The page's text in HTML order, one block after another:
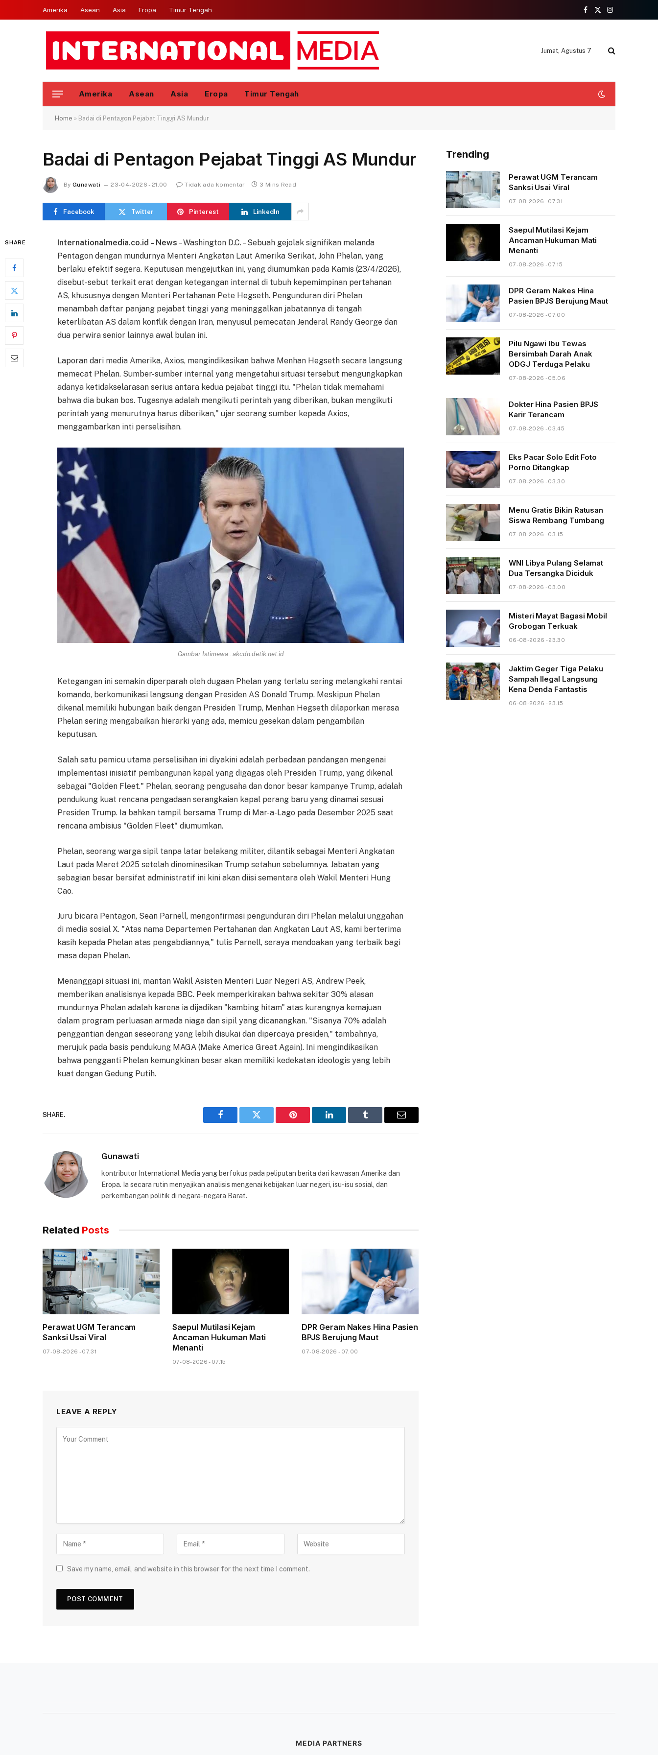
Amerika Asean Asia Eropa Timur Tengah
Facebook
X
Instagram
Jumat, Agustus 7
Amerika Asean Asia Eropa Timur Tengah
Home » Badai di Pentagon Pejabat Tinggi AS Mundur
Badai di Pentagon Pejabat Tinggi AS Mundur
By Gunawati 23-04-2026 - 21.00 Tidak ada komentar 3 Mins Read
Facebook Twitter Pinterest LinkedIn
SHARE Internationalmedia.co.id – News – Washington D.C. – Sebuah gejolak signifikan melanda
Pentagon dengan mundurnya Menteri Angkatan Laut Amerika Serikat, John Phelan, yang
berlaku efektif segera. Keputusan mengejutkan ini, yang diumumkan pada Kamis (23/4/2026),
disebut-sebut terkait erat dengan ketegangan internal di tubuh kepemimpinan pertahanan
AS, khususnya dengan Menteri Pertahanan Pete Hegseth. Pengunduran diri Phelan
menambah daftar panjang pejabat tinggi yang meninggalkan jabatannya di tengah
keterlibatan AS dalam konflik dengan Iran, menyusul pemecatan Jenderal Randy George dan
dua perwira senior lainnya awal bulan ini.
Laporan dari media Amerika, Axios, mengindikasikan bahwa Menhan Hegseth secara langsung
memecat Phelan. Sumber-sumber internal yang mengetahui situasi tersebut mengungkapkan
adanya ketidakselarasan serius antara kedua pejabat tinggi itu. "Phelan tidak memahami
bahwa dia bukan bos. Tugasnya adalah mengikuti perintah yang diberikan, bukan mengikuti
perintah yang menurutnya harus diberikan," ujar seorang sumber kepada Axios,
menggambarkan inti perselisihan.
Gambar Istimewa : akcdn.detik.net.id
Ketegangan ini semakin diperparah oleh dugaan Phelan yang terlalu sering melangkahi rantai
komando, berkomunikasi langsung dengan Presiden AS Donald Trump. Meskipun Phelan
dikenal memiliki hubungan baik dengan Presiden Trump, Menhan Hegseth dilaporkan merasa
Phelan sering mengabaikan hierarki yang ada, memicu gesekan dalam pengambilan
keputusan.
Salah satu pemicu utama perselisihan ini diyakini adalah perbedaan pandangan mengenai
implementasi inisiatif pembangunan kapal yang digagas oleh Presiden Trump, yang dikenal
sebagai "Golden Fleet." Phelan, seorang pengusaha dan donor besar kampanye Trump, adalah
pendukung kuat rencana pengadaan serangkaian kapal perang baru yang dinamai sesuai
Presiden Trump. Ia bahkan tampil bersama Trump di Mar-a-Lago pada Desember 2025 saat
rencana ambisius "Golden Fleet" diumumkan.
Phelan, seorang warga sipil tanpa latar belakang militer, dilantik sebagai Menteri Angkatan
Laut pada Maret 2025 setelah dinominasikan Trump setahun sebelumnya. Jabatan yang
sebagian besar bersifat administratif ini kini akan diisi sementara oleh Wakil Menteri Hung
Cao.
Juru bicara Pentagon, Sean Parnell, mengonfirmasi pengunduran diri Phelan melalui unggahan
di media sosial X. "Atas nama Departemen Pertahanan dan Angkatan Laut AS, kami berterima
kasih kepada Phelan atas pengabdiannya," tulis Parnell, seraya mendoakan yang terbaik bagi
masa depan Phelan.
Menanggapi situasi ini, mantan Wakil Asisten Menteri Luar Negeri AS, Andrew Peek,
memberikan analisisnya kepada BBC. Peek memperkirakan bahwa sekitar 30% alasan
mundurnya Phelan adalah karena ia dijadikan "kambing hitam" atas kurangnya kemajuan
dalam program perluasan armada niaga dan sipil yang dicanangkan. "Sisanya 70% adalah
penggantian dengan seseorang yang lebih disukai dan dipercaya presiden," tambahnya,
merujuk pada basis pendukung MAGA (Make America Great Again). Ini mengindikasikan
bahwa pengganti Phelan kemungkinan besar akan memiliki kedekatan ideologis yang lebih
kuat dengan Gedung Putih.
SHARE.
Facebook Twitter Pinterest LinkedIn Tumblr Email
Gunawati
kontributor International Media yang berfokus pada peliputan berita dari kawasan Amerika dan
Eropa. Ia secara rutin menyajikan analisis mengenai kebijakan luar negeri, isu-isu sosial, dan
perkembangan politik di negara-negara Barat.
Related Posts
Perawat UGM Terancam
Sanksi Usai Viral
07-08-2026 - 07.31
Saepul Mutilasi Kejam
Ancaman Hukuman Mati
Menanti
07-08-2026 - 07.15
DPR Geram Nakes Hina Pasien
BPJS Berujung Maut
07-08-2026 - 07.00
LEAVE A REPLY
Save my name, email, and website in this browser for the next time I comment.
Trending
Perawat UGM Terancam
Sanksi Usai Viral
07-08-2026 - 07.31
Saepul Mutilasi Kejam
Ancaman Hukuman Mati
Menanti
07-08-2026 - 07.15
DPR Geram Nakes Hina
Pasien BPJS Berujung Maut
07-08-2026 - 07.00
Pilu Ngawi Ibu Tewas
Bersimbah Darah Anak
ODGJ Terduga Pelaku
07-08-2026 - 05.06
Dokter Hina Pasien BPJS
Karir Terancam
07-08-2026 - 03.45
Eks Pacar Solo Edit Foto
Porno Ditangkap
07-08-2026 - 03.30
Menu Gratis Bikin Ratusan
Siswa Rembang Tumbang
07-08-2026 - 03.15
WNI Libya Pulang Selamat
Dua Tersangka Diciduk
07-08-2026 - 03.00
Misteri Mayat Bagasi Mobil
Grobogan Terkuak
06-08-2026 - 23.30
Jaktim Geger Tiga Pelaku
Sampah Ilegal Langsung
Kena Denda Fantastis
06-08-2026 - 23.15
MEDIA PARTNERS